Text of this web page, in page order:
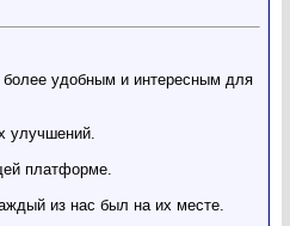
удобным и интересным для
улучшений.
платформе.
из нас был на их месте.